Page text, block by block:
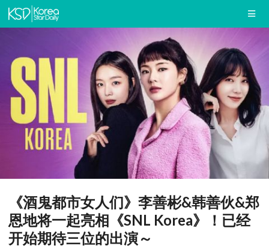
《酒鬼都市女人们》李善彬&韩善伙&郑
恩地将一起亮相《SNL Korea》！已经
开始期待三位的出演～